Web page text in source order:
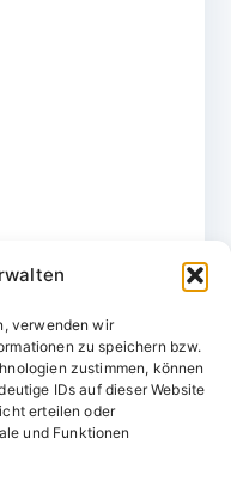
verwenden wir
zu speichern bzw.
zustimmen, können
IDs auf dieser Website
erteilen oder
und Funktionen